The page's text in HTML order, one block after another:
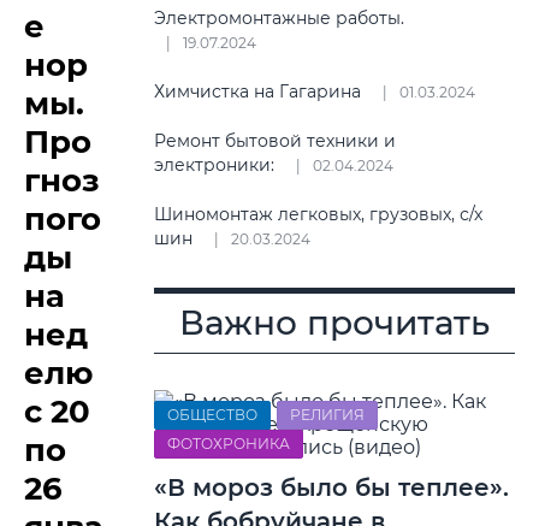
е
нор
мы.
Про
гноз
пого
ды
на
нед
елю
с 20
по
26
Электромонтажные работы.
19.07.2024
Химчистка на Гагарина 01.03.2024
Ремонт бытовой техники и
электроники:
02.04.2024
Шиномонтаж легковых, грузовых, с/х
шин
20.03.2024
Важно прочитать
ОБЩЕСТВО
РЕЛИГИЯ
ФОТОХРОНИКА
«В мороз было бы теплее».